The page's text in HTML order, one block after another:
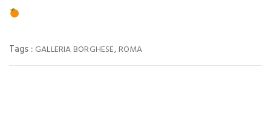
Tags : GALLERIA BORGHESE, ROMA